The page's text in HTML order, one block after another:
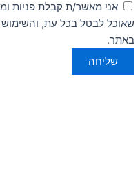
אני מאשר/ת קבלת פניות
שאוכל לבטל בכל עת, והשימוש
באתר.
שליחה